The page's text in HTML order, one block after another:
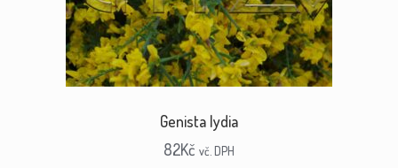
Genista lydia
82Kč vč. DPH